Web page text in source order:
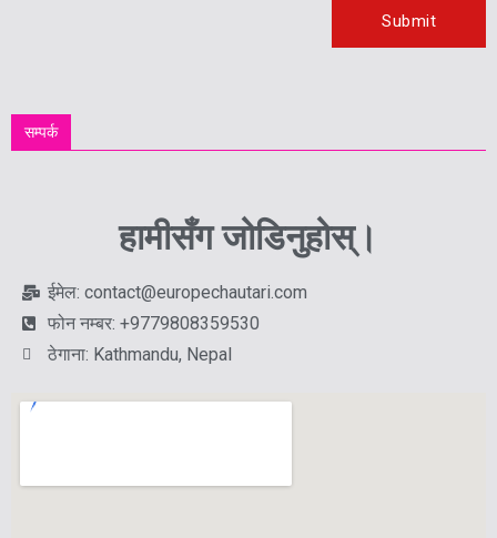
सम्पर्क
हामीसँग जोडिनुहोस्।
ईमेल: contact@europechautari.com
फोन नम्बर: +9779808359530
ठेगाना: Kathmandu, Nepal